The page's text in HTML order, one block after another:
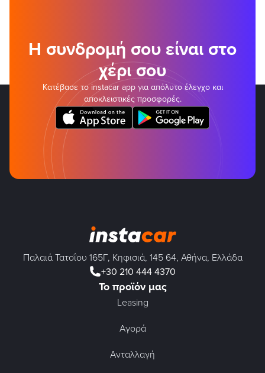
Η συνδρομή σου είναι στο
χέρι σου
Κατέβασε το instacar app για απόλυτο έλεγχο και
αποκλειστικές προσφορές.
Παλαιά Τατοΐου 165Γ, Κηφισιά, 145 64, Αθήνα, Ελλάδα
+30 210 444 4370
Το προϊόν μας
Leasing
Αγορά
Ανταλλαγή